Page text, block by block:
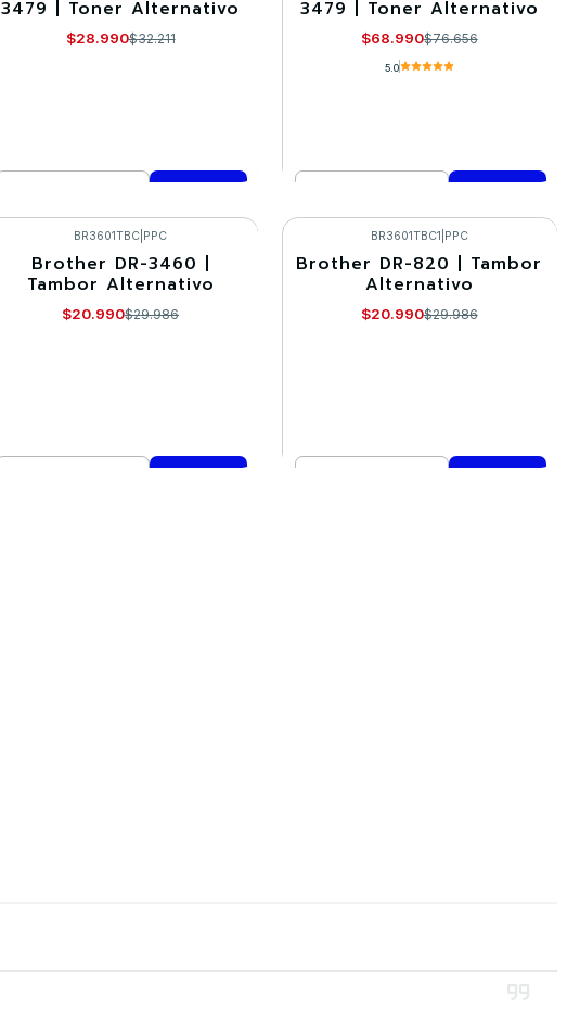
3479 | Toner Alternativo
$28.990$32.211
Comprar ahora
3479 | Toner Alternativo
$68.990$76.656
5.0
Comprar ahora
-30%
BR3601TBC PPC
Brother DR-3460 |
Tambor Alternativo
$20.990$29.986
-30%
BR3601TBC1 PPC
Brother DR-820 | Tambor
Alternativo
$20.990$29.986